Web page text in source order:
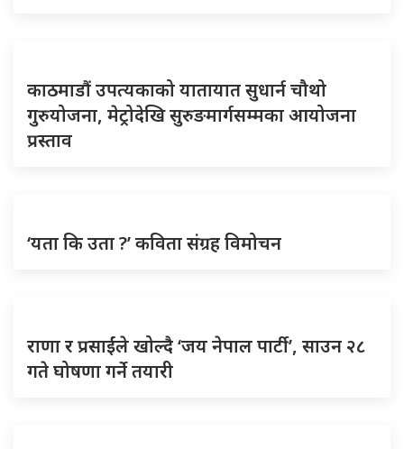
काठमाडौं उपत्यकाको यातायात सुधार्न चौथो
गुरुयोजना, मेट्रोदेखि सुरुङमार्गसम्मका आयोजना
प्रस्ताव
‘यता कि उता ?’ कविता संग्रह विमोचन
राणा र प्रसाईंले खोल्दै ‘जय नेपाल पार्टी’, साउन २८
गते घोषणा गर्ने तयारी